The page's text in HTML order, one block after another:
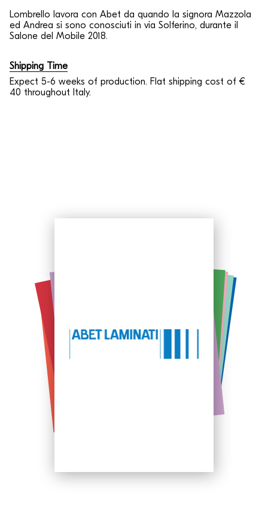
Lombrello lavora con Abet da quando la signora Mazzola
ed Andrea si sono conosciuti in via Solferino, durante il
Salone del Mobile 2018.
Shipping Time
Expect 5-6 weeks of production. Flat shipping cost of €
40 throughout Italy.